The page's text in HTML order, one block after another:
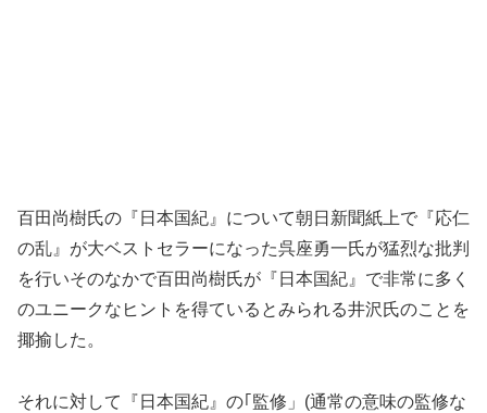
百田尚樹氏の『日本国紀』について朝日新聞紙上で『応仁
の乱』が大ベストセラーになった呉座勇一氏が猛烈な批判
を行いそのなかで百田尚樹氏が『日本国紀』で非常に多く
のユニークなヒントを得ているとみられる井沢氏のことを
揶揄した。
それに対して『日本国紀』の｢監修」(通常の意味の監修な